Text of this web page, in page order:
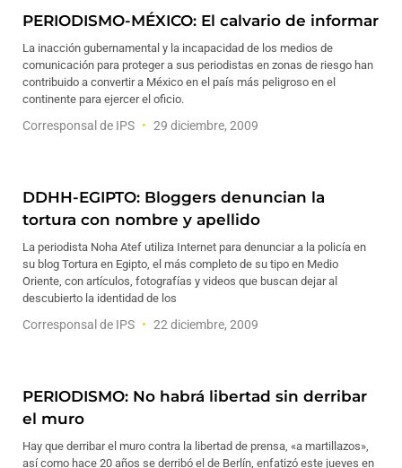
PERIODISMO-MÉXICO: El calvario de informar
La inacción gubernamental y la incapacidad de los medios de
comunicación para proteger a sus periodistas en zonas de riesgo han
contribuido a convertir a México en el país más peligroso en el
continente para ejercer el oficio.
Corresponsal de IPS 29 diciembre, 2009
DDHH-EGIPTO: Bloggers denuncian la
tortura con nombre y apellido
La periodista Noha Atef utiliza Internet para denunciar a la policía en
su blog Tortura en Egipto, el más completo de su tipo en Medio
Oriente, con artículos, fotografías y videos que buscan dejar al
descubierto la identidad de los
Corresponsal de IPS 22 diciembre, 2009
PERIODISMO: No habrá libertad sin derribar
el muro
Hay que derribar el muro contra la libertad de prensa, «a martillazos»,
así como hace 20 años se derribó el de Berlín, enfatizó este jueves en